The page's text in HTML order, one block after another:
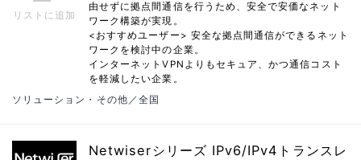
リストに追加
由せずに拠点間通信を行うため、安全で安価なネット
ワーク構築が実現。
<おすすめユーザー> 安全な拠点間通信ができるネット
ワークを検討中の企業。
インターネットVPNよりもセキュア、かつ通信コスト
を軽減したい企業。
ソリューション・その他／全国
Netwiserシリーズ IPv6/IPv4トランスレ